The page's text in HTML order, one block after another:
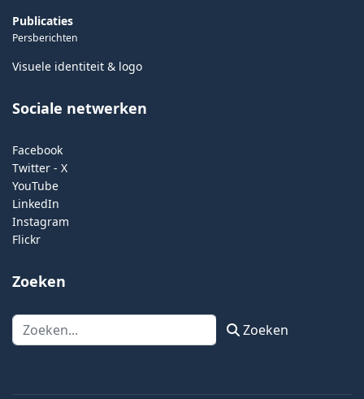
Publicaties
Persberichten
Visuele identiteit & logo
Sociale netwerken
Facebook
Twitter - X
YouTube
LinkedIn
Instagram
Flickr
Zoeken
Zoeken Zoeken